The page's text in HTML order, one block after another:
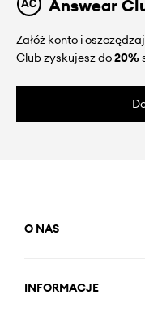
Answear
Załóż konto i
Club zyskujesz do20%
O NAS
INFORMACJE